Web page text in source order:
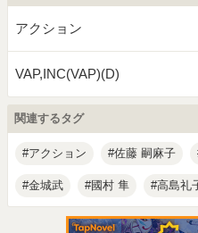
アクション
VAP,INC(VAP)(D)
関連するタグ
アクション 佐藤 嗣麻子
金城武 國村 隼 高島礼